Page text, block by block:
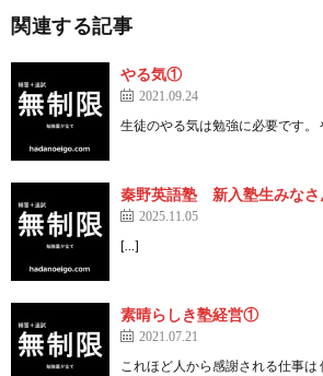
関連する記事
やる気①
2021.09.24
生徒のやる気は勉強に必要です
秦野英語塾 新入塾生みなさ
2025.11.05
[…]
素晴らしき塾経営①
2021.07.21
これほど人から感謝される仕事